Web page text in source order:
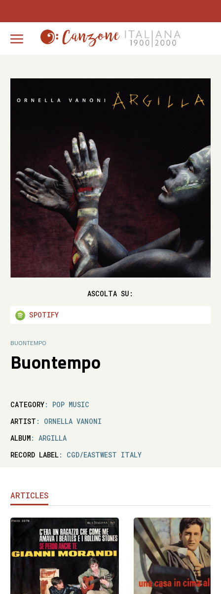
ASCOLTA SU:
SPOTIFY
BUONTEMPO
Buontempo
CATEGORY: POP MUSIC
ARTIST : ORNELLA VANONI
ALBUM: ARGILLA
RECORD LABEL: CGD/EASTWEST ITALY
ARTICLES